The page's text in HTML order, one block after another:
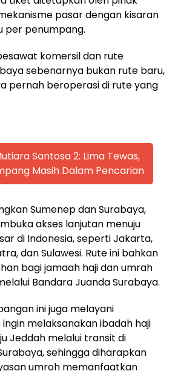
pasar dengan kisaran
per penumpang.
komersil dan rute
sebenarnya bukan rute baru,
pernah beroperasi di rute yang
Santosa 2: Lima Tewas,
Masih Dalam Pencarian
Sumenep dan Surabaya,
akses lanjutan menuju
di Indonesia, seperti Jakarta,
dan Sulawesi. Rute ini bahkan
bagi jamaah haji dan umrah
Bandara Juanda Surabaya.
ini juga melayani
melaksanakan ibadah haji
Jeddah melalui transit di
sehingga diharapkan
umroh memanfaatkan